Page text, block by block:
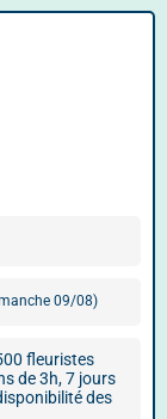
09/08)
fleuristes
de 3h, 7 jours
des